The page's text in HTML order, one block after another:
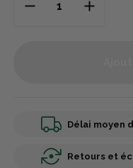
Délai moyen
Retours et